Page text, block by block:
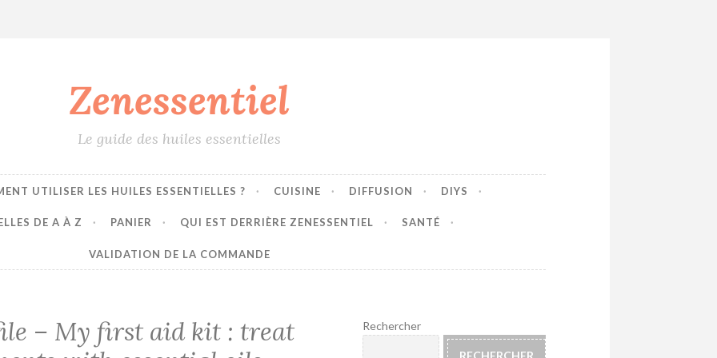
Zenessentiel
Le guide des huiles essentielles
UTILISER LES HUILES ESSENTIELLES ? CUISINE DIFFUSION DIYS
DE A À Z PANIER QUI EST DERRIÈRE ZENESSENTIEL SANTÉ
VALIDATION DE LA COMMANDE
– My first aid kit : treat
Rechercher